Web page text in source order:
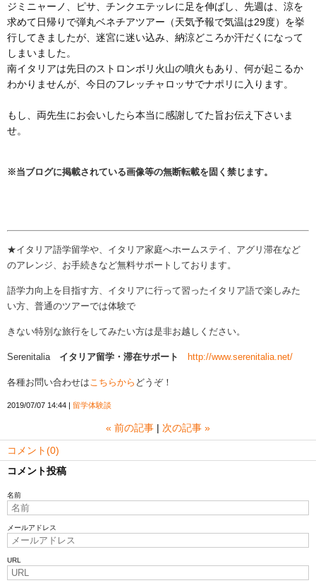
ジミニャーノ、ピサ、チンクエテッレに足を伸ばし、先週は、 涼を
求めて日帰りで弾丸ベネチアツアー（天気予報で気温は29度）を挙
行してきましたが、 迷宮に迷い込み、納涼どころか汗だくになって
しまいました。
南イタリアは先日のストロンボリ火山の噴火もあり、 何が起こるか
わかりませんが、 今日のフレッチャロッサでナポリに入ります。
もし、 両先生にお会いしたら本当に感謝してた旨お伝え下さいま
せ。
※当ブログに掲載されている画像等の無断転載を固く禁じます。
★イタリア語学留学や、イタリア家庭へホームステイ、アグリ滞在など
のアレンジ、お手続きなど無料サポートしております。
語学力向上を目指す方、イタリアに行って習ったイタリア語で楽しみた
い方、普通のツアーでは体験で
きない特別な旅行をしてみたい方は是非お越しください。
Serenitalia イタリア留学・滞在サポート http://www.serenitalia.net/
各種お問い合わせはこちらから どうぞ！
2019/07/07 14:44 留学体験談
« 前の記事 次の記事 »
コメント(0)
コメント投稿
名前
メールアドレス
URL